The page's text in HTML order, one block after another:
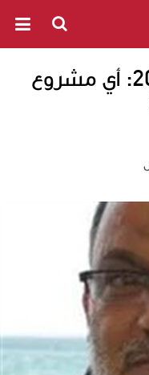
حزيران 67 و82 إلى 2026: أي مشروع